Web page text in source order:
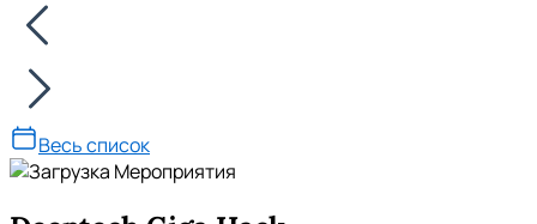
Весь список